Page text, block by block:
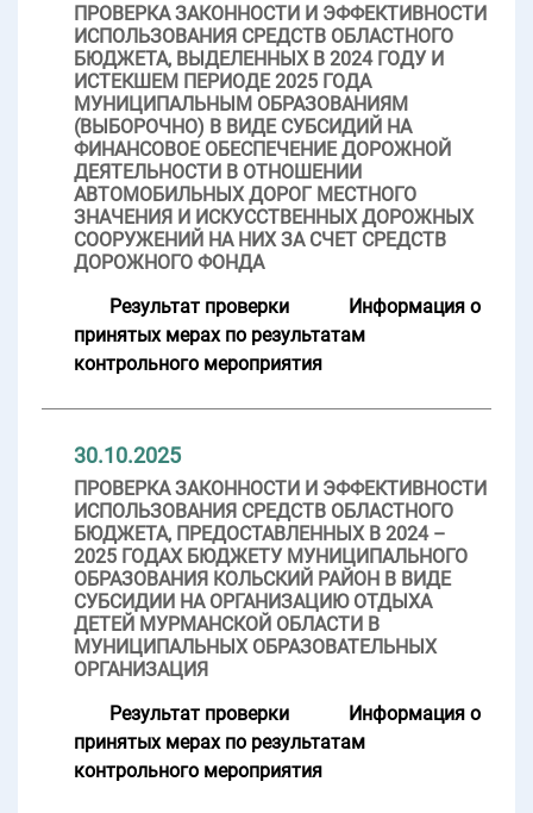
ПРОВЕРКА ЗАКОННОСТИ И ЭФФЕКТИВНОСТИ
ИСПОЛЬЗОВАНИЯ СРЕДСТВ ОБЛАСТНОГО
БЮДЖЕТА, ВЫДЕЛЕННЫХ В 2024 ГОДУ И
ИСТЕКШЕМ ПЕРИОДЕ 2025 ГОДА
МУНИЦИПАЛЬНЫМ ОБРАЗОВАНИЯМ
(ВЫБОРОЧНО) В ВИДЕ СУБСИДИЙ НА
ФИНАНСОВОЕ ОБЕСПЕЧЕНИЕ ДОРОЖНОЙ
ДЕЯТЕЛЬНОСТИ В ОТНОШЕНИИ
АВТОМОБИЛЬНЫХ ДОРОГ МЕСТНОГО
ЗНАЧЕНИЯ И ИСКУССТВЕННЫХ ДОРОЖНЫХ
СООРУЖЕНИЙ НА НИХ ЗА СЧЕТ СРЕДСТВ
ДОРОЖНОГО ФОНДА
Результат проверки
Информация о
принятых мерах по результатам
контрольного мероприятия
30.10.2025
ПРОВЕРКА ЗАКОННОСТИ И ЭФФЕКТИВНОСТИ
ИСПОЛЬЗОВАНИЯ СРЕДСТВ ОБЛАСТНОГО
БЮДЖЕТА, ПРЕДОСТАВЛЕННЫХ В 2024 –
2025 ГОДАХ БЮДЖЕТУ МУНИЦИПАЛЬНОГО
ОБРАЗОВАНИЯ КОЛЬСКИЙ РАЙОН В ВИДЕ
СУБСИДИИ НА ОРГАНИЗАЦИЮ ОТДЫХА
ДЕТЕЙ МУРМАНСКОЙ ОБЛАСТИ В
МУНИЦИПАЛЬНЫХ ОБРАЗОВАТЕЛЬНЫХ
ОРГАНИЗАЦИЯ
Результат проверки
Информация о
принятых мерах по результатам
контрольного мероприятия